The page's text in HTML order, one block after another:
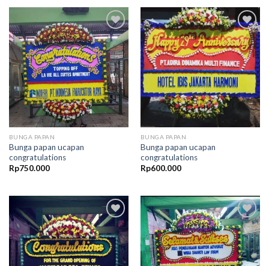
Add to
Wishlist
BUNGA PAPAN
Bunga papan ucapan
congratulations
Rp750.000
Add to
Wishlist
BUNGA PAPAN
Bunga papan ucapan
congratulations
Rp600.000
Add to
Wishlist
Add to
Wishlist